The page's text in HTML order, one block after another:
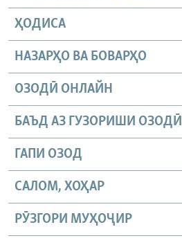
ҲОДИСА
НАЗАРҲО ВА БОВАРҲО
ОЗОДӢ ОНЛАЙН
БАЪД АЗ ГУЗОРИШИ ОЗОДӢ
ГАПИ ОЗОД
САЛОМ, ХОҲАР
РӮЗГОРИ МУҲОҶИР